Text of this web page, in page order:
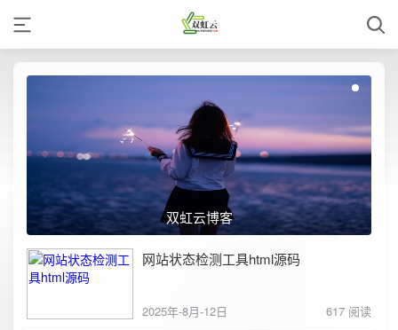
双虹云博客
网站状态检测工具html源码
2025年-8月-12日 617 阅读